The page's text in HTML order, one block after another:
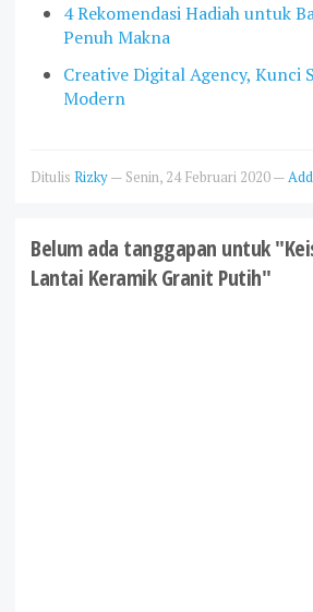
4 Rekomendasi Hadiah untuk
Penuh Makna
Creative Digital Agency, Kunci
Modern
Ditulis Rizky— Senin, 24 Februari 2020—
Belum ada tanggapan untuk
Lantai Keramik Granit Putih"